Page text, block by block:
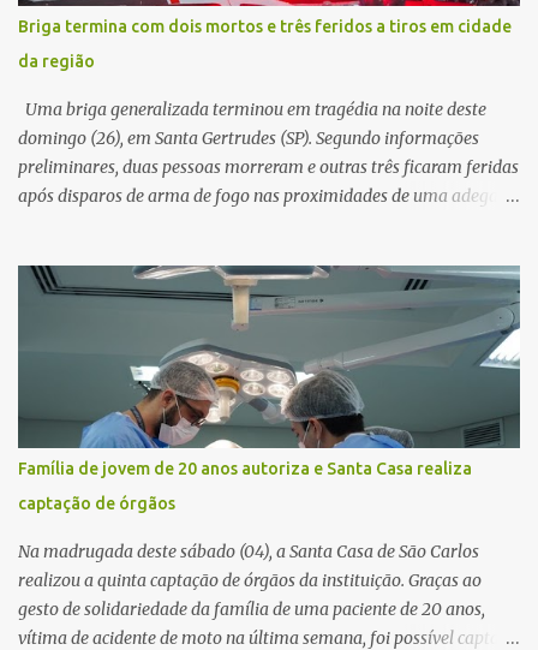
concluir a suposta atualização cadastral. Após realizar o
procedimento, a conta bancária ficou bloqueada por algumas
horas. Sem conseguir acessar o sistema, a vítima tentou
novamente contato com o suposto gerente, mas não obteve
resposta. Na segunda-fe...
Briga termina com dois mortos e três feridos a tiros em cidade
da região
Uma briga generalizada terminou em tragédia na noite deste
domingo (26), em Santa Gertrudes (SP). Segundo informações
preliminares, duas pessoas morreram e outras três ficaram feridas
após disparos de arma de fogo nas proximidades de uma adega. O
começado dentro do estabelecimento e se estendido para a área
externa, quando dois homens armados passaram a efetuar
diversos disparos. Duas vítimas morreram ainda no local. Outras
três pessoas foram baleadas e socorridas. Até o momento, não
foram divulgadas informações oficiais sobre o estado de saúde dos
feridos. Equipes da Polícia Militar de Santa Gertrudes atenderam a
ocorrência e isolaram a área para o trabalho da perícia. Até a
última atualização, nenhum suspeito havia sido preso. A Polícia
Civil investigará a motivação da briga, a autoria dos disparos e as
circunstâncias do crime. A ocorrência segue em anda...
Família de jovem de 20 anos autoriza e Santa Casa realiza
captação de órgãos
Na madrugada deste sábado (04), a Santa Casa de São Carlos
realizou a quinta captação de órgãos da instituição. Graças ao
gesto de solidariedade da família de uma paciente de 20 anos,
vítima de acidente de moto na última semana, foi possível captar o